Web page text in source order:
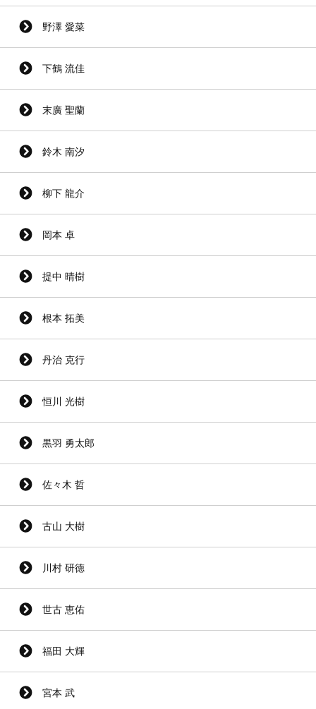
野澤 愛菜
下鶴 流佳
末廣 聖蘭
鈴木 南汐
柳下 龍介
岡本 卓
提中 晴樹
根本 拓美
丹治 克行
恒川 光樹
黒羽 勇太郎
佐々木 哲
古山 大樹
川村 研徳
世古 恵佑
福田 大輝
宮本 武